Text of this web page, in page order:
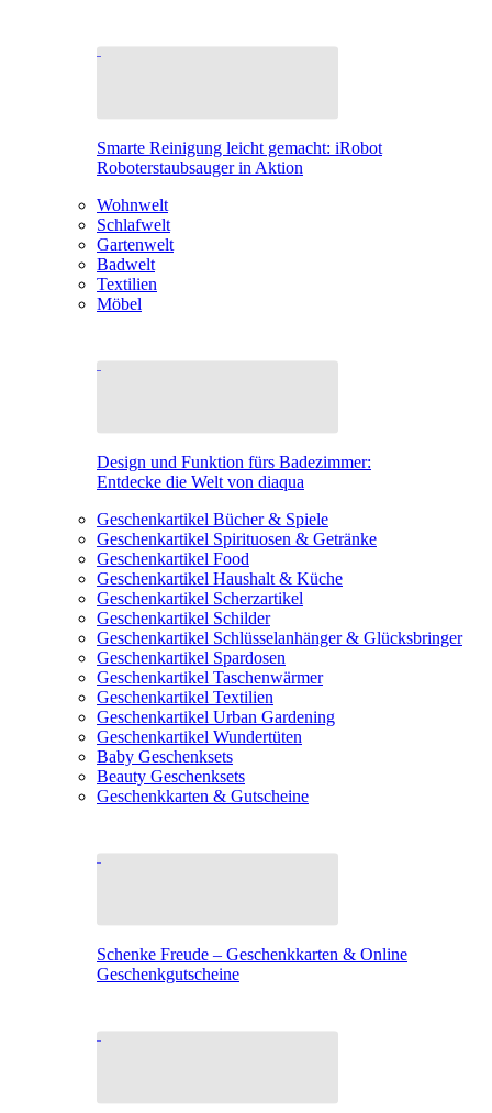
Smarte Reinigung leicht gemacht: iRobot
Roboterstaubsauger in Aktion
Wohnwelt
Schlafwelt
Gartenwelt
Badwelt
Textilien
Möbel
Design und Funktion fürs Badezimmer:
Entdecke die Welt von diaqua
Geschenkartikel Bücher & Spiele
Geschenkartikel Spirituosen & Getränke
Geschenkartikel Food
Geschenkartikel Haushalt & Küche
Geschenkartikel Scherzartikel
Geschenkartikel Schilder
Geschenkartikel Schlüsselanhänger & Glücksbringer
Geschenkartikel Spardosen
Geschenkartikel Taschenwärmer
Geschenkartikel Textilien
Geschenkartikel Urban Gardening
Geschenkartikel Wundertüten
Baby Geschenksets
Beauty Geschenksets
Geschenkkarten & Gutscheine
Schenke Freude – Geschenkkarten & Online
Geschenkgutscheine